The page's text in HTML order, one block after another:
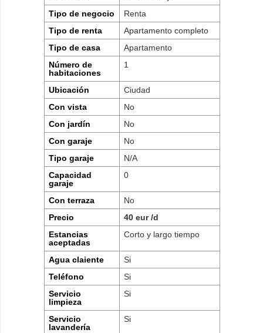
Tipo de negocio
Renta
Tipo de renta
Apartamento completo
Tipo de casa
Apartamento
Número de
habitaciones
1
Ubicación
Ciudad
Con vista
No
Con jardín
No
Con garaje
No
Tipo garaje
N/A
Capacidad
garaje
0
Con terraza
No
Precio
40 eur /d
Estancias
aceptadas
Corto y largo tiempo
Agua claiente
Si
Teléfono
Si
Servicio
limpieza
Si
Servicio
lavandería
Si